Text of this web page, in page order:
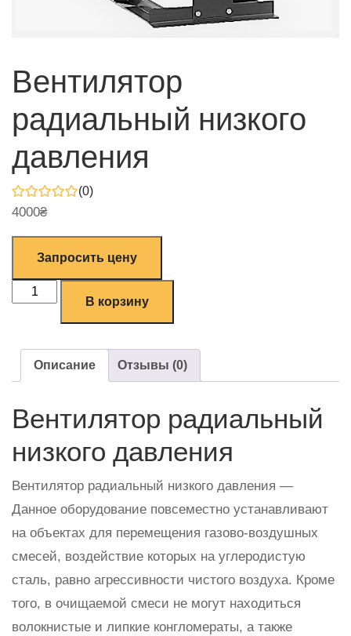
Вентилятор
радиальный низкого
давления
(0)
4000₴
Запросить цену
В корзину
Описание Отзывы (0)
Вентилятор радиальный
низкого давления
Вентилятор радиальный низкого давления —
Данное оборудование повсеместно устанавливают
на объектах для перемещения газово-воздушных
смесей, воздействие которых на углеродистую
сталь, равно агрессивности чистого воздуха. Кроме
того, в очищаемой смеси не могут находиться
волокнистые и липкие конгломераты, а также